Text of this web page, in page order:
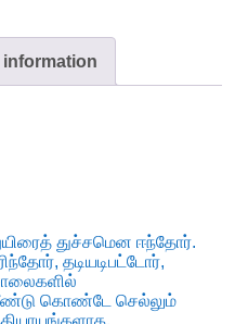
துச்சமென ஈந்தோர்.
தடியடிபட்டோர்,
கொண்டே செல்லும்